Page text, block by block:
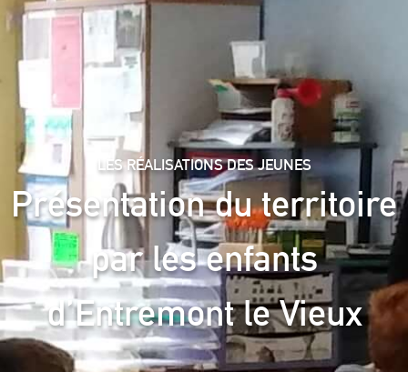
LES RÉALISATIONS DES JEUNES
Présentation du territoire
par les enfants
d’Entremont le Vieux